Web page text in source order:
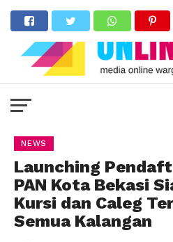
NEWS
Launching
PAN Kota Bekasi
Kursi dan Caleg
Semua Kalangan